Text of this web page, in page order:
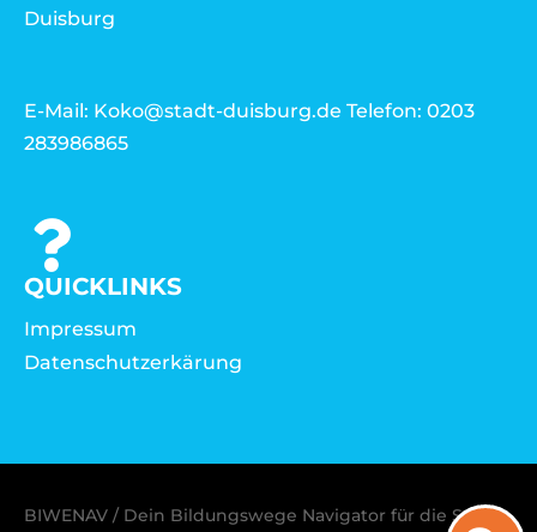
Duisburg
E-Mail: Koko@stadt-duisburg.de Telefon: 0203
283986865
QUICKLINKS
Impressum
Datenschutzerkärung
BIWENAV / Dein Bildungswege Navigator für die Stadt